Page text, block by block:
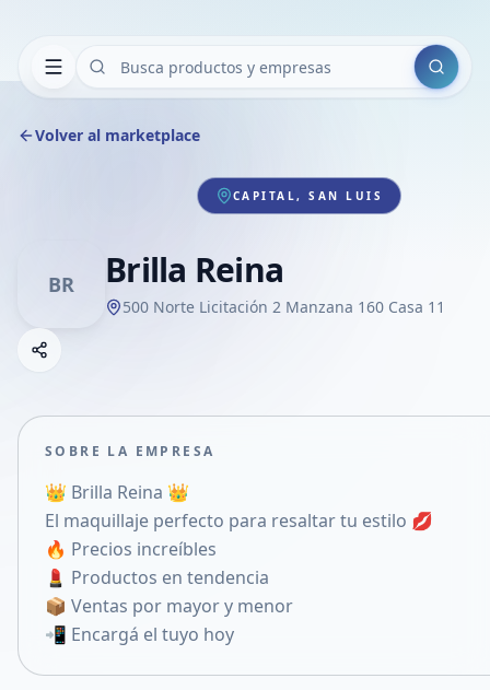
Buscar
Volver al marketplace
CAPITAL, SAN LUIS
BR Brilla Reina
500 Norte Licitación 2 Manzana 160 Casa 11
Compartir empresa
Compartir en X
SOBRE LA EMPRESA
👑 Brilla Reina 👑
El maquillaje perfecto para resaltar tu estilo 💋
🔥 Precios increíbles
💄 Productos en tendencia
📦 Ventas por mayor y menor
📲 Encargá el tuyo hoy